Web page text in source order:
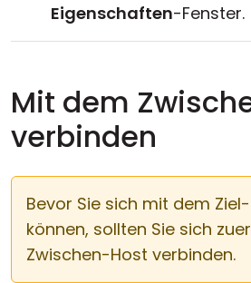
Eigenschaften-Fenster.
Mit dem
verbinden
Bevor Sie sich mit dem
können, sollten Sie sich
Zwischen-Host verbinden.